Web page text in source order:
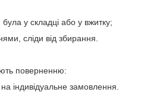
у складці або у вжитку;
сліди від збирання.
поверненню:
індивідуальне замовлення.